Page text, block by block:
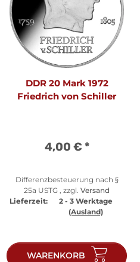
DDR 20 Mark 1972
Friedrich von Schiller
4,00 € *
Differenzbesteuerung nach §
25a USTG , zzgl. Versand
Lieferzeit:
2 - 3 Werktage
(Ausland)
WARENKORB